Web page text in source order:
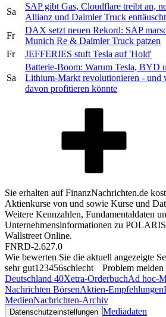
Sa
SAP gibt Gas, Cloudflare treibt an,
Allianz und Daimler Truck enttäuscht
Fr
DAX setzt neuen Rekord: SAP
Munich Re & Daimler Truck patzen
Fr
JEFFERIES stuft Tesla auf 'Hold'
Sa
Batterie-Boom: Warum Tesla, BYD
Lithium-Markt revolutionieren - und
davon profitieren könnte
Sie erhalten auf FinanzNachrichten.de
Aktienkurse von und sowie Kurse und
Weitere Kennzahlen, Fundamentaldaten
Unternehmensinformationen zu
Wallstreet Online.
FNRD-2.627.0
Wie bewerten Sie die aktuell angezeigte
sehr gut1 23456schlecht
Problem melden
Deutschland 40Xetra-OrderbuchAd hoc-
Nachrichten BörsenAktien-Empfehlungen
MedienNachrichten-Archiv
Datenschutzeinstellungen Mediadaten